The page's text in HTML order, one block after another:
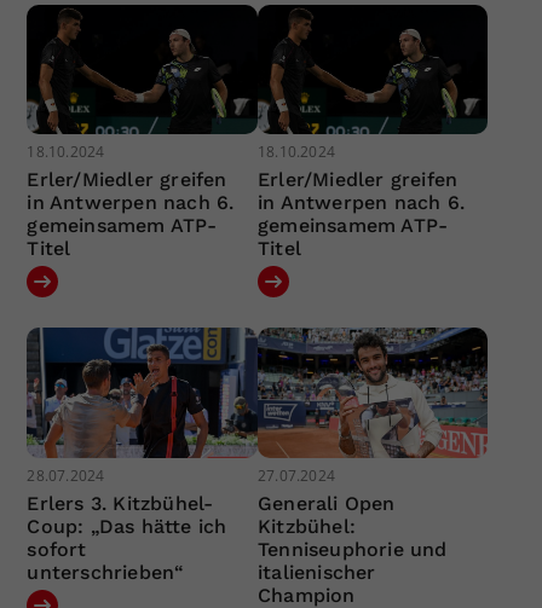
18.10.2024
Erler/Miedler greifen
in Antwerpen nach 6.
gemeinsamem ATP-
Titel
18.10.2024
Erler/Miedler greifen
in Antwerpen nach 6.
gemeinsamem ATP-
Titel
28.07.2024
Erlers 3. Kitzbühel-
Coup: „Das hätte ich
sofort
unterschrieben“
27.07.2024
Generali Open
Kitzbühel:
Tenniseuphorie und
italienischer
Champion